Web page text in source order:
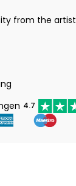
from the artist
4.7